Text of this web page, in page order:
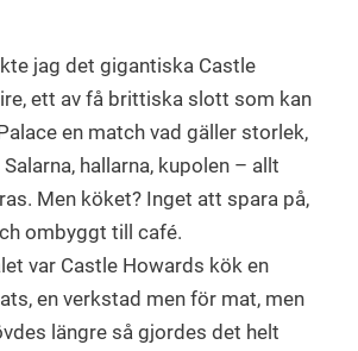
jag det gigantiska Castle
ett av få brittiska slott som kan
en match vad gäller storlek,
hallarna, kupolen – allt
Men köket? Inget att spara på,
ombyggt till café.
var Castle Howards kök en
en verkstad men för mat, men
längre så gjordes det helt